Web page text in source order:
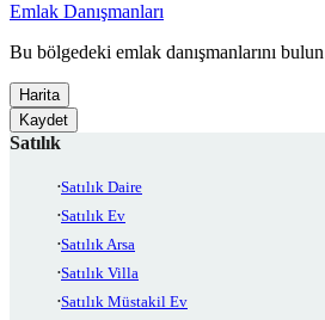
Emlak Danışmanları
Bu bölgedeki emlak danışmanlarını bulun
Harita
Kaydet
Satılık
Satılık Daire
Satılık Ev
Satılık Arsa
Satılık Villa
Satılık Müstakil Ev